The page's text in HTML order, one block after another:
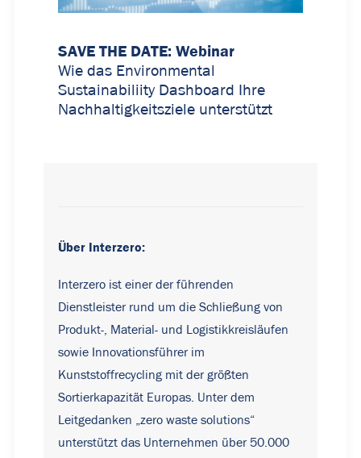
SAVE THE DATE: Webinar
Wie das Environmental
Sustainabiliity Dashboard Ihre
Nachhaltigkeitsziele unterstützt
Über Interzero:
Interzero ist einer der führenden
Dienstleister rund um die Schließung von
Produkt-, Material- und Logistikkreisläufen
sowie Innovationsführer im
Kunststoffrecycling mit der größten
Sortierkapazität Europas. Unter dem
Leitgedanken „zero waste solutions“
unterstützt das Unternehmen über 50.000